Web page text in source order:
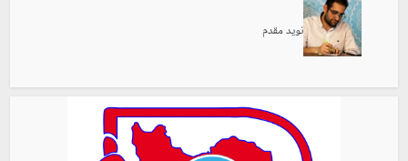
نوید مقدم